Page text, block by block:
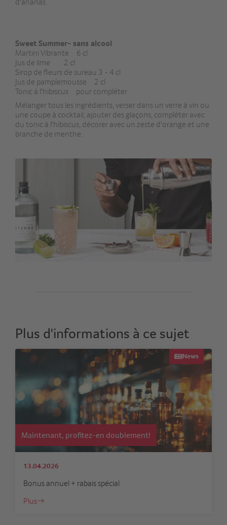
Sweet Summer- sans alcool
Martini Vibrante 6 cl
Jus de lime 2 cl
Sirop de fleurs de sureau 3 - 4 cl
Jus de pamplemousse 2 cl
Tonic à l'hibiscus pour compléter
Mélanger tous les ingrédients, verser dans un verre à vin ou
une coupe à cocktail, ajouter des glaçons, compléter avec
du tonic à l'hibiscus, décorer avec un zeste d'orange et une
branche de menthe.
Plus d'informations à ce sujet
News
Maintenant, profitez-en doublement!
13.04.2026
Bonus annuel + rabais spécial
Plus